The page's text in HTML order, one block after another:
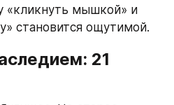
«кликнуть мышкой» и
становится ощутимой.
21